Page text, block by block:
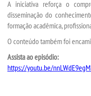
EDITAL - ADENDO 1
PUBLICAÇÕES
DESTAQUES
A iniciativa reforça o
disseminação do
formação acadêmica,
O conteúdo também foi
Assista ao episódio:
https://youtu.be/